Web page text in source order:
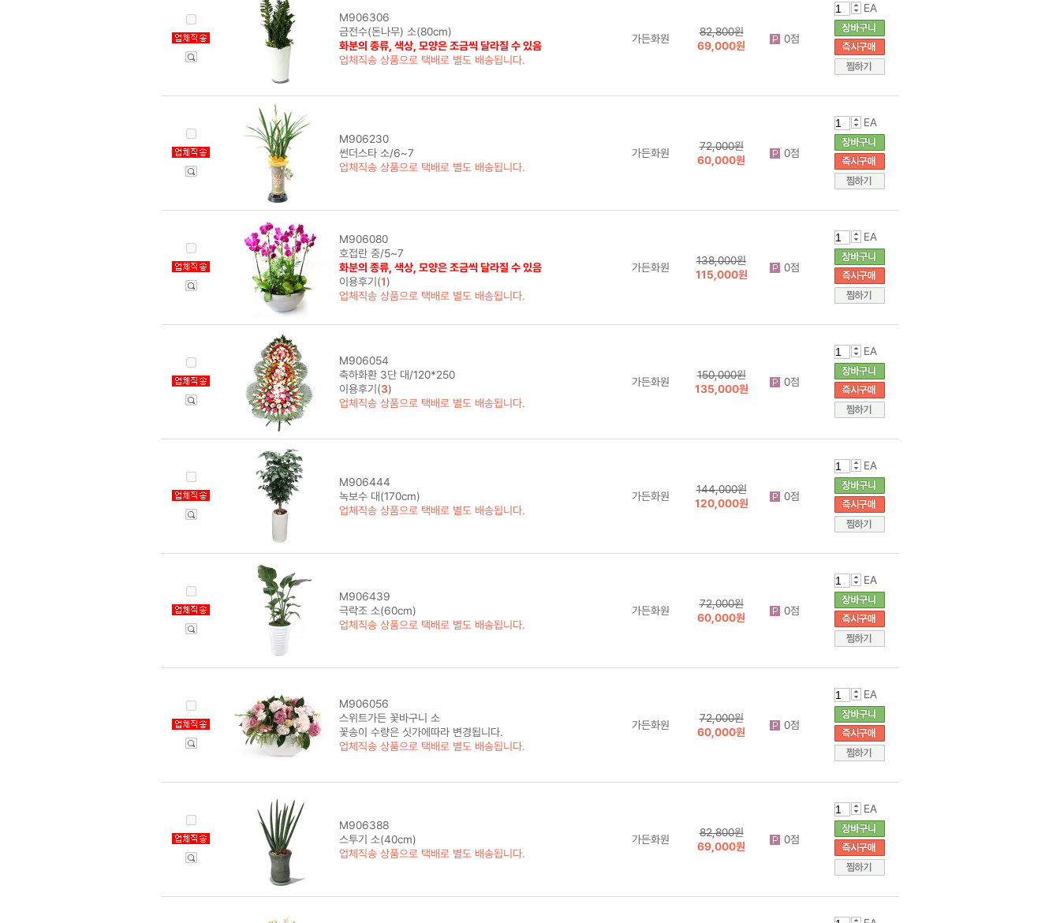
M906306
금전수(돈나무) 소(80cm)
화분의 종류, 색상, 모양은 조금씩 달라질 수 있음
업체직송 상품으로 택배로 별도 배송됩니다.
가든화원
82,800원
69,000원
0점
EA
M906230
썬더스타 소/6~7
업체직송 상품으로 택배로 별도 배송됩니다.
가든화원
72,000원
60,000원
0점
EA
M906080
호접란 중/5~7
화분의 종류, 색상, 모양은 조금씩 달라질 수 있음
이용후기(1)
업체직송 상품으로 택배로 별도 배송됩니다.
가든화원
138,000원
115,000원
0점
EA
M906054
축하화환 3단 대/120*250
이용후기(3)
업체직송 상품으로 택배로 별도 배송됩니다.
가든화원
150,000원
135,000원
0점
EA
M906444
녹보수 대(170cm)
업체직송 상품으로 택배로 별도 배송됩니다.
가든화원
144,000원
120,000원
0점
EA
M906439
극락조 소(60cm)
업체직송 상품으로 택배로 별도 배송됩니다.
가든화원
72,000원
60,000원
0점
EA
M906056
스위트가든 꽃바구니 소
꽃송이 수량은 싯가에따라 변경됩니다.
업체직송 상품으로 택배로 별도 배송됩니다.
가든화원
72,000원
60,000원
0점
EA
M906388
스투기 소(40cm)
업체직송 상품으로 택배로 별도 배송됩니다.
가든화원
82,800원
69,000원
0점
EA